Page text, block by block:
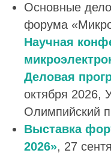
Основные
форума
Научная
Деловая
октября 2026,
Олимпийский
Выставка
2026», 27